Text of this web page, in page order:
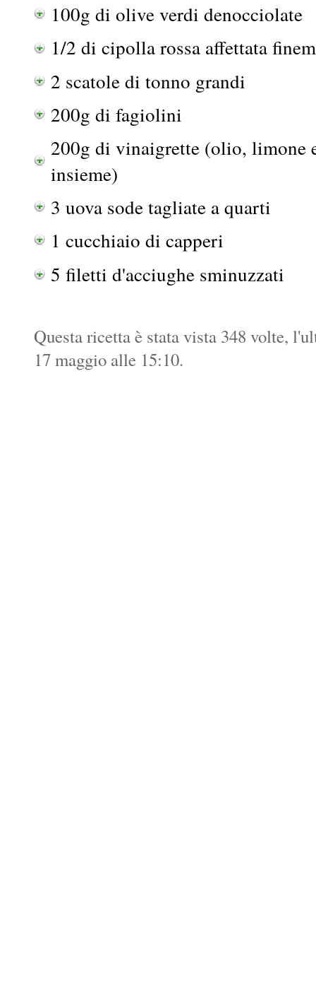
100g di olive verdi denocciolate
1/2 di cipolla rossa affettata
2 scatole di tonno grandi
200g di fagiolini
200g di vinaigrette (olio, limone
insieme)
3 uova sode tagliate a quarti
1 cucchiaio di capperi
5 filetti d'acciughe sminuzzati
Questa ricetta è stata vista 348 volte,
17 maggio alle 15:10.